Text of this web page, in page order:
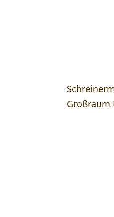
Großraum